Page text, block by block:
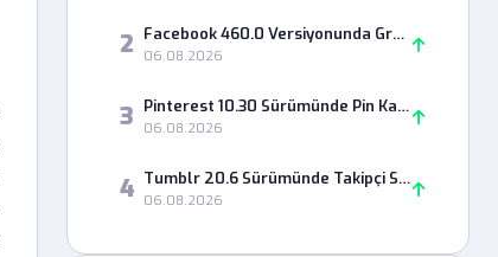
2 Facebook 460.0 Versiyonunda Grup Paylaşımları Neden Görünmüyor?
06.08.2026
3 Pinterest 10.30 Sürümünde Pin Kaydetme Hatası Nasıl Çözülür?
06.08.2026
4 Tumblr 20.6 Sürümünde Takipçi Sayısı Neden Yanlış Görünüyor?
06.08.2026